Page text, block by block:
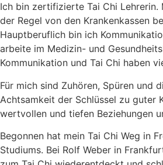
Ich bin zertifizierte Tai Chi Lehrerin.
der Regel von den Krankenkassen
Hauptberuflich bin ich
arbeite im Medizin- und
Kommunikation und Tai Chi haben
Für mich sind Zuhören, Spüren und
Achtsamkeit der Schlüssel zu guter
wertvollen und tiefen Beziehungen
Begonnen hat mein Tai Chi Weg in
Studiums. Bei Rolf Weber in